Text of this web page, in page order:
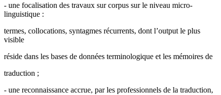
- une focalisation des travaux sur corpus sur le niveau micro-
linguistique :
termes, collocations, syntagmes récurrents, dont l’output le plus
visible
réside dans les bases de données terminologique et les mémoires de
traduction ;
- une reconnaissance accrue, par les professionnels de la traduction,